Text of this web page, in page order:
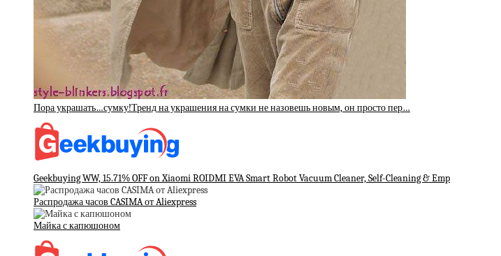
Пора украшать…сумку!Тренд на украшения на сумки не назовешь новым, он просто пер…
Geekbuying WW, 15.71% OFF on Xiaomi ROIDMI EVA Smart Robot Vacuum Cleaner, Self-Cleaning & Emp
Распродажа часов CASIMA от Aliexpress
Майка с капюшоном